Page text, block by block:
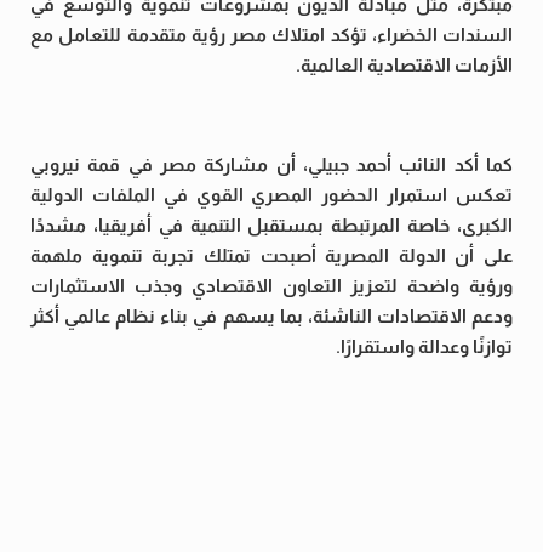
مبتكرة، مثل مبادلة الديون بمشروعات تنموية والتوسع في
السندات الخضراء، تؤكد امتلاك مصر رؤية متقدمة للتعامل مع
الأزمات الاقتصادية العالمية.
كما أكد النائب أحمد جبيلي، أن مشاركة مصر في قمة نيروبي
تعكس استمرار الحضور المصري القوي في الملفات الدولية
الكبرى، خاصة المرتبطة بمستقبل التنمية في أفريقيا، مشددًا
على أن الدولة المصرية أصبحت تمتلك تجربة تنموية ملهمة
ورؤية واضحة لتعزيز التعاون الاقتصادي وجذب الاستثمارات
ودعم الاقتصادات الناشئة، بما يسهم في بناء نظام عالمي أكثر
توازنًا وعدالة واستقرارًا.